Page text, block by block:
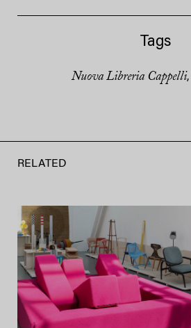
Tags
Nuova Libreria Cappelli,
RELATED